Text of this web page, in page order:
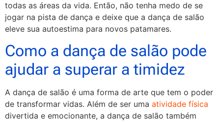
todas as áreas da vida. Então, não tenha medo de se
jogar na pista de dança e deixe que a dança de salão
eleve sua autoestima para novos patamares.
Como a dança de salão pode
ajudar a superar a timidez
A dança de salão é uma forma de arte que tem o poder
de transformar vidas. Além de ser uma atividade física
divertida e emocionante, a dança de salão também